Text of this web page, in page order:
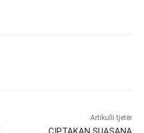
Artikulli tjetër